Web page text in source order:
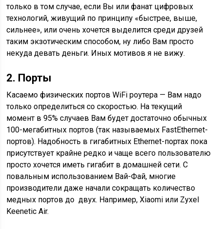
только в том случае, если Вы или фанат цифровых
технологий, живущий по принципу «быстрее, выше,
сильнее», или очень хочется выделится среди друзей
таким экзотическим способом, ну либо Вам просто
некуда девать деньги. Иных мотивов я не вижу.
2. Порты
Касаемо физических портов WiFi роутера — Вам надо
только определиться со скоростью. На текущий
момент в 95% случаев Вам будет достаточно обычных
100-мегабитных портов (так называемых FastEthernet-
портов). Надобность в гигабитных Ethernet-портах пока
присутствует крайне редко и чаще всего пользователю
просто хочется иметь гигабит в домашней сети. С
повальным использованием Вай-Фай, многие
производители даже начали сокращать количество
медных портов до двух. Например, Xiaomi или Zyxel
Keenetic Air.